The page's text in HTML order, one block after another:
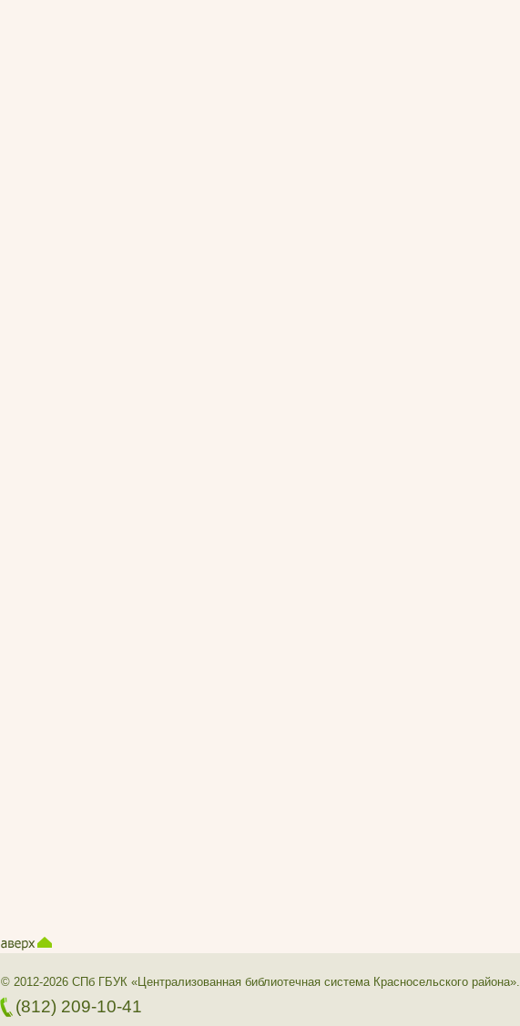
© 2012-2026 СПб ГБУК «Централизованная библиотечная система Красносельского района».
(812) 209-10-41